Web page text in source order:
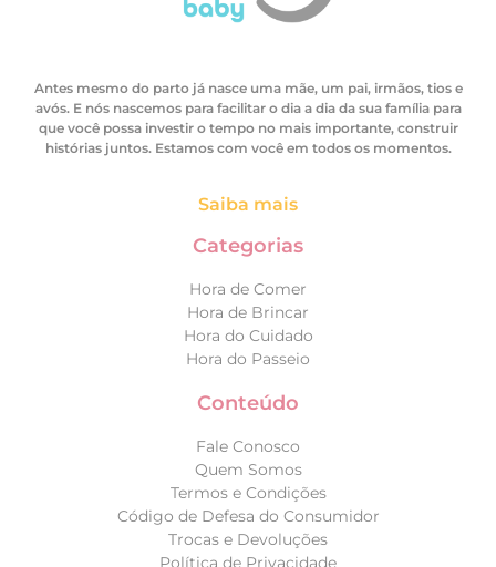
Antes mesmo do parto já nasce uma mãe, um pai, irmãos, tios e
avós. E nós nascemos para facilitar o dia a dia da sua família para
que você possa investir o tempo no mais importante, construir
histórias juntos. Estamos com você em todos os momentos.
Saiba mais
Categorias
Hora de Comer
Hora de Brincar
Hora do Cuidado
Hora do Passeio
Conteúdo
Fale Conosco
Quem Somos
Termos e Condições
Código de Defesa do Consumidor
Trocas e Devoluções
Política de Privacidade